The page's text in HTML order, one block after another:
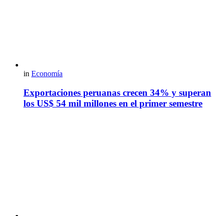
in Economía
Exportaciones peruanas crecen 34% y superan
los US$ 54 mil millones en el primer semestre